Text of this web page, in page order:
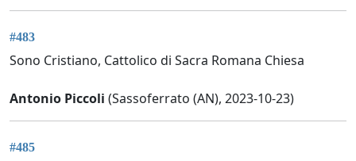
#483
Sono Cristiano, Cattolico di Sacra Romana Chiesa
Antonio Piccoli (Sassoferrato (AN), 2023-10-23)
#485